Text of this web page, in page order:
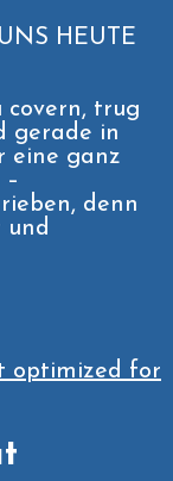
HEUTE
covern, trug
gerade in
eine ganz
denn
und